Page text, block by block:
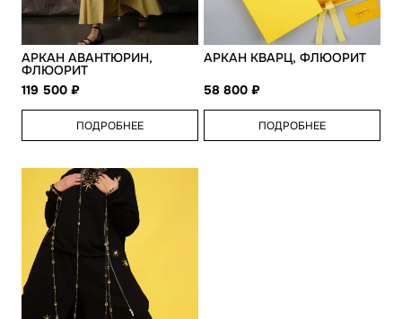
АРКАН АВАНТЮРИН,
ФЛЮОРИТ
119 500
ПОДРОБНЕЕ
АРКАН КВАРЦ, ФЛЮОРИТ
58 800
ПОДРОБНЕЕ